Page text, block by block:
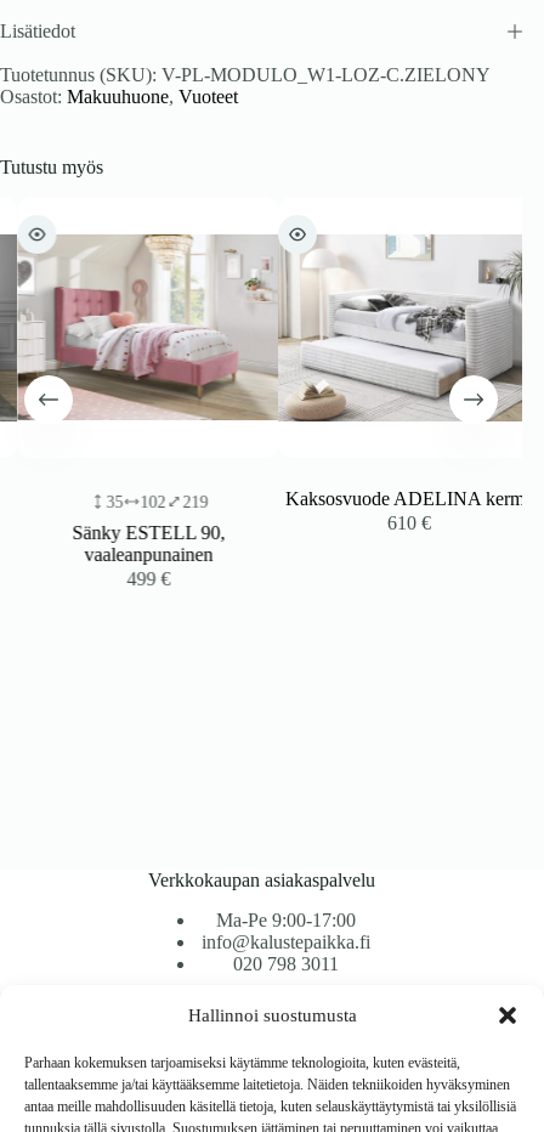
Hallinnoi suostumusta
Parhaan kokemuksen tarjoamiseksi käytämme teknologioita, kuten evästeitä,
tallentaaksemme ja/tai käyttääksemme laitetietoja. Näiden tekniikoiden hyväksyminen
antaa meille mahdollisuuden käsitellä tietoja, kuten selauskäyttäytymistä tai yksilöllisiä
tunnuksia tällä sivustolla. Suostumuksen jättäminen tai peruuttaminen voi vaikuttaa
Lisätiedot
Tuotetunnus (SKU): V-PL-MODULO_W1-LOZ-C.ZIELONY
Osastot: Makuuhuone, Vuoteet
Tutustu myös
35 102 219
Sänky ESTELL 90,
vaaleanpunainen
499€
Kaksosvuode ADELINA kerma
610€
Verkkokaupan asiakaspalvelu
Ma-Pe 9:00-17:00
info@kalustepaikka.fi
020 798 3011
Tavarantoimitus / Maksutavat
Toimitustavat
Maksutavat
Vaihto ja palautus
Reklamaatiot